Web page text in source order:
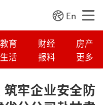
En
教育 财经
房产
生活 报料 更多
牢企业安全防